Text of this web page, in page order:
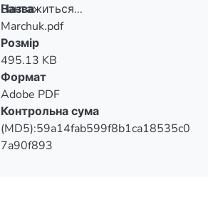
Вантажиться...
Вантажиться...
Назва
Marchuk.pdf
Розмір
495.13 KB
Формат
Adobe PDF
Контрольна сума
(MD5):59a14fab599f8b1ca18535c0
7a90f893